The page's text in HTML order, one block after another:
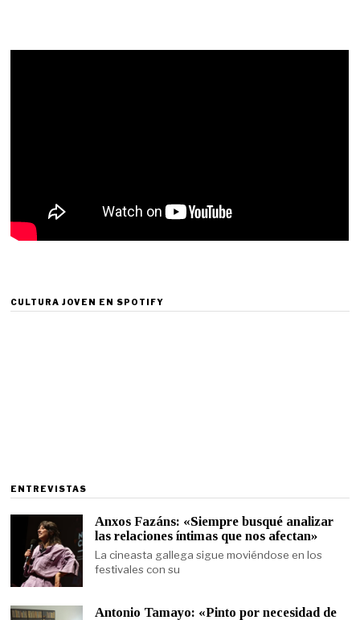
CULTURA JOVEN EN SPOTIFY
ENTREVISTAS
Anxos Fazáns: «Siempre busqué analizar
las relaciones íntimas que nos afectan»
La cineasta gallega sigue moviéndose en los
festivales con su
Antonio Tamayo: «Pinto por necesidad de